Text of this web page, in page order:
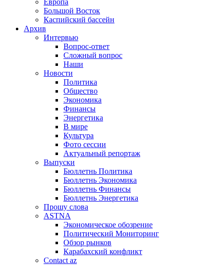
Европа
Большой Восток
Каспийский бассейн
Архив
Интервью
Вопрос-ответ
Сложный вопрос
Наши
Новости
Политика
Общество
Экономика
Финансы
Энергетика
В мире
Культура
Фото сессии
Актуальный репортаж
Выпуски
Бюллетнь Политика
Бюллетнь Экономика
Бюллетнь Финансы
Бюллетнь Энергетика
Прошу слова
ASTNA
Экономическое обозрение
Политический Мониторинг
Обзор рынков
Карабахский конфликт
Contact az